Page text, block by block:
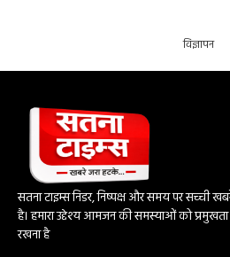
विज्ञापन
सतना टाइम्स निडर, निष्पक्ष और समय पर सच्ची
है। हमारा उद्देश्य आमजन की समस्याओं को
रखना है